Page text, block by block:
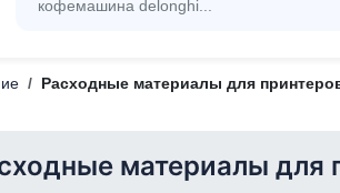
Расходные материалы для
материалы для